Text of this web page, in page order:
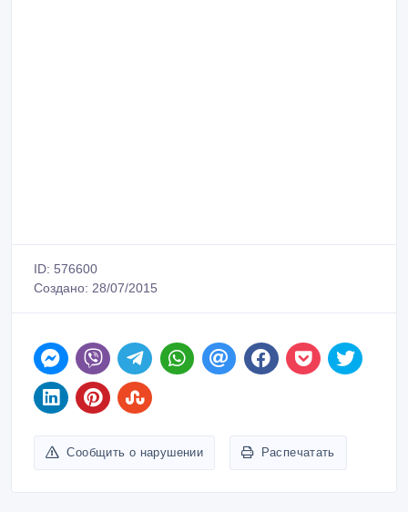
ID: 576600
Создано: 28/07/2015
Сообщить о нарушении Распечатать